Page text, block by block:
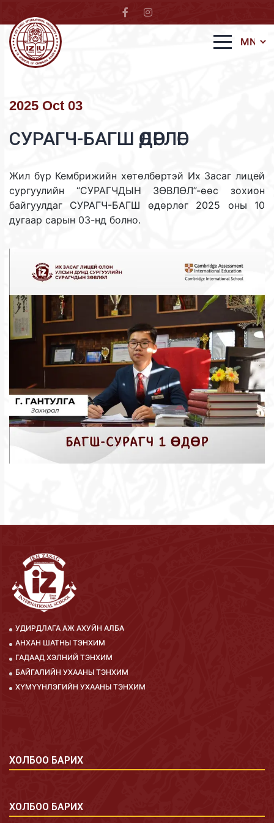
2025 Oct 03
СУРАГЧ-БАГШ ӨДӨРЛӨГ
Жил бүр Кембрижийн хөтөлбөртэй Их Засаг лицей
сургуулийн “СУРАГЧДЫН ЗӨВЛӨЛ”-өөс зохион
байгуулдаг СУРАГЧ-БАГШ өдөрлөг 2025 оны 10
дугаар сарын 03-нд болно.
УДИРДЛАГА АЖ АХУЙН АЛБА
АНХАН ШАТНЫ ТЭНХИМ
ГАДААД ХЭЛНИЙ ТЭНХИМ
БАЙГАЛИЙН УХААНЫ ТЭНХИМ
ХҮМҮҮНЛЭГИЙН УХААНЫ ТЭНХИМ
ХОЛБОО БАРИХ
ХОЛБОО БАРИХ